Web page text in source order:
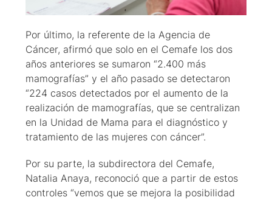
Por último, la referente de la Agencia de
Cáncer, afirmó que solo en el Cemafe los dos
años anteriores se sumaron “2.400 más
mamografías” y el año pasado se detectaron
“224 casos detectados por el aumento de la
realización de mamografías, que se centralizan
en la Unidad de Mama para el diagnóstico y
tratamiento de las mujeres con cáncer”.
Por su parte, la subdirectora del Cemafe,
Natalia Anaya, reconoció que a partir de estos
controles “vemos que se mejora la posibilidad